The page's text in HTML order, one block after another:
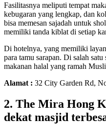
Fasilitasnya meliputi tempat
kebugaran yang lengkap, dan
bisa memesan sajadah untuk
memiliki tanda kiblat di setiap
Di hotelnya, yang memiliki
para tamu sarapan. Di salah
makanan halal yang ramah
Alamat : 32 City Garden Rd,
2. The Mira Hong
dekat masjid